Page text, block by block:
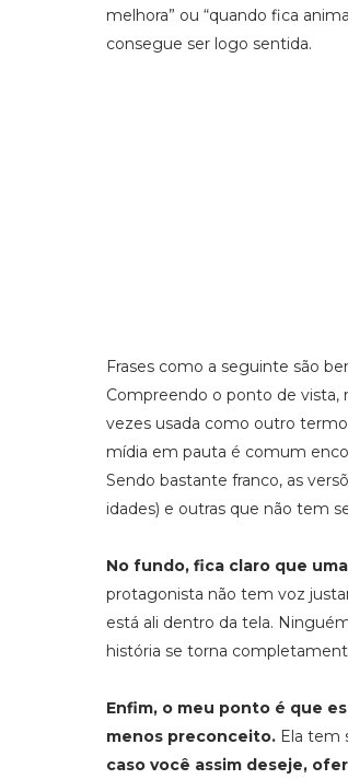
melhora” ou “quando fica
consegue ser logo sentida.
Frases como a seguinte são
Compreendo o ponto de vista,
vezes usada como outro
mídia em pauta é comum
Sendo bastante franco, as
idades) e outras que não tem
No fundo, fica claro que
protagonista não tem voz
está ali dentro da tela.
história se torna
Enfim, o meu ponto é que
menos preconceito. Ela tem
caso você assim deseje,